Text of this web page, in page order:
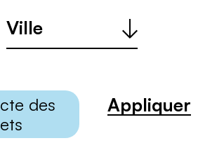
Ville
:
des
Appliquer